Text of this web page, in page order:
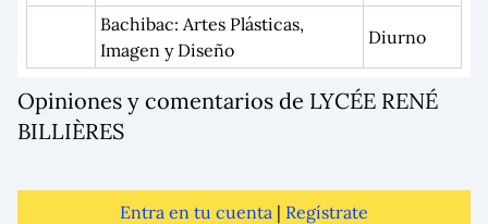
Bachibac: Artes Plásticas,
Imagen y Diseño
Diurno
Opiniones y comentarios de LYCÉE RENÉ
BILLIÈRES
Entra en tu cuenta | Regístrate